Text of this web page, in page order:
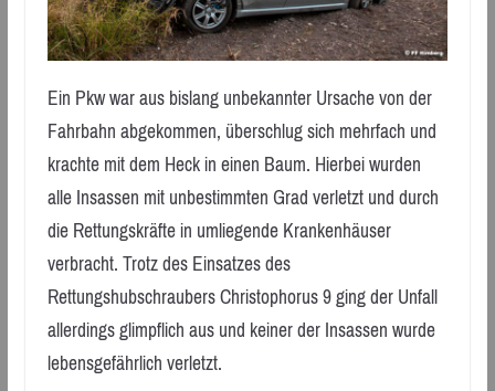
Ein Pkw war aus bislang unbekannter Ursache von der
Fahrbahn abgekommen, überschlug sich mehrfach und
krachte mit dem Heck in einen Baum. Hierbei wurden
alle Insassen mit unbestimmten Grad verletzt und durch
die Rettungskräfte in umliegende Krankenhäuser
verbracht. Trotz des Einsatzes des
Rettungshubschraubers Christophorus 9 ging der Unfall
allerdings glimpflich aus und keiner der Insassen wurde
lebensgefährlich verletzt.